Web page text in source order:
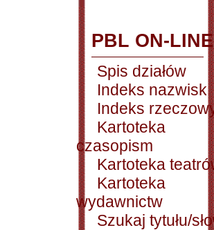
PBL ON-LINE
Spis działów
Indeks nazwisk
Indeks
Kartoteka
czasopism
Kartoteka
Kartoteka
wydawnictw
Szukaj tytułu/